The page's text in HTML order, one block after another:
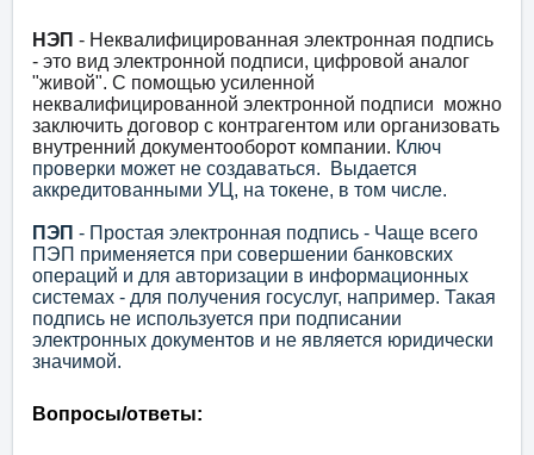
НЭП - Неквалифицированная электронная подпись
- это вид электронной подписи, цифровой аналог
"живой". С помощью усиленной
неквалифицированной электронной подписи можно
заключить договор с контрагентом или организовать
внутренний документооборот компании. Ключ
проверки может не создаваться.
Выдается
аккредитованными УЦ, на токене, в том числе.
ПЭП - Простая электронная подпись - Чаще всего
ПЭП применяется при совершении банковских
операций и для авторизации в информационных
системах - для получения госуслуг, например. Такая
подпись не используется при подписании
электронных документов и не является юридически
значимой.
Вопросы/ответы: